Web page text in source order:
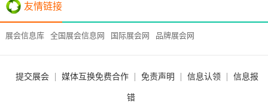
友情链接
展会信息库 全国展会信息网 国际展会网 品牌展会网
提交展会 媒体互换免费合作 免责声明 信息认领 信息报
错